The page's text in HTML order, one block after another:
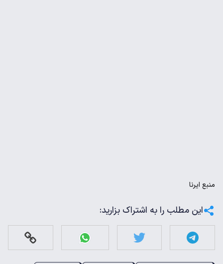
منبع ایرنا
این مطلب را به اشتراک بزارید: